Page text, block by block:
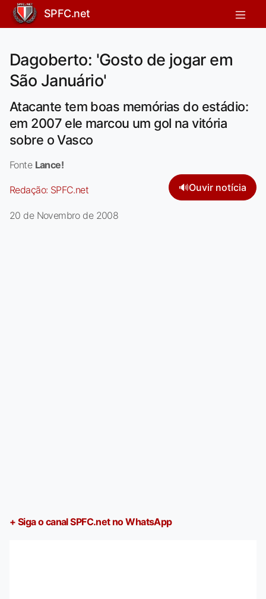
SPFC.net
Dagoberto: 'Gosto de jogar em
São Januário'
Atacante tem boas memórias do estádio:
em 2007 ele marcou um gol na vitória
sobre o Vasco
Fonte Lance!
Redação: SPFC.net 🔊Ouvir notícia
20 de Novembro de 2008
+ Siga o canal SPFC.net no WhatsApp